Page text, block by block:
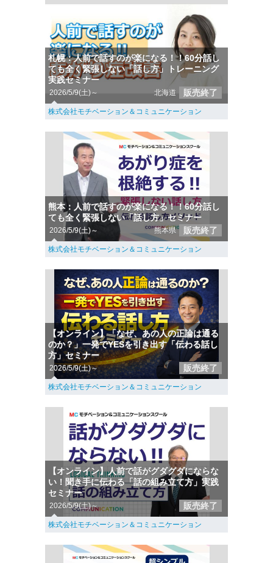
札幌：人前で話すのが楽になる！！60分話し
ても全く緊張しない「話し方」トレーニング
実践セミナー
2026/5/9(土)～ 北海道 販売終了
株式会社モチベーション＆コミュニケーション
熊本：人前で話すのが楽になる！！60分話し
ても全く緊張しない「話し方」セミナー
2026/5/9(土)～ 熊本県 販売終了
株式会社モチベーション＆コミュニケーション
【オンライン】「なぜ、あの人の正論は通る
のか？」一発でYESを引き出す「伝わる話し
方」セミナー
2026/5/9(土)～ 販売終了
株式会社モチベーション＆コミュニケーション
【オンライン】人前で話がグダグダにならな
い！聞き手に伝わる「話の組み立て方」実践
セミナー
2026/5/9(土)～ 販売終了
株式会社モチベーション＆コミュニケーション